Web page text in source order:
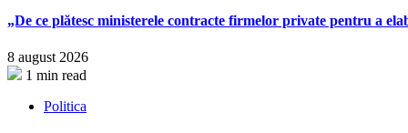
„De ce plătesc ministerele contracte firmelor private pentru a
8 august 2026
1 min read
Politica